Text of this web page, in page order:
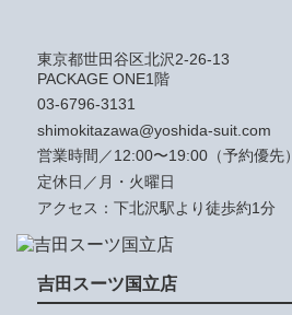
東京都世田谷区北沢2-26-13
PACKAGE ONE1階
03-6796-3131
shimokitazawa@yoshida-suit.com
営業時間／12:00〜19:00（予約優先）
定休日／月・火曜日
アクセス：下北沢駅より徒歩約1分
吉田スーツ国立店